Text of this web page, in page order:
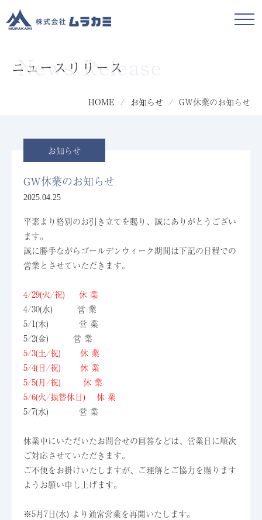
ニュースリリース
News Release
HOME / お知らせ / GW休業のお知らせ
お知らせ
GW休業のお知らせ
2025.04.25
平素より格別のお引き立てを賜り、誠にありがとうござい
ます。
誠に勝手ながらゴールデンウィーク期間は下記の日程での
営業とさせていただきます。
4/29(火/祝) 休 業
4/30(水) 営 業
5/1(木) 営 業
5/2(金) 営 業
5/3(土/祝) 休 業
5/4(日/祝) 休 業
5/5(月/祝) 休 業
5/6(火/振替休日) 休 業
5/7(水) 営 業
休業中にいただいたお問合せの回答などは、営業日に順次
ご対応させていただきます。
ご不便をお掛けいたしますが、ご理解とご協力を賜ります
ようお願い申し上げます。
※5月7日(水) より通常営業を再開いたします。